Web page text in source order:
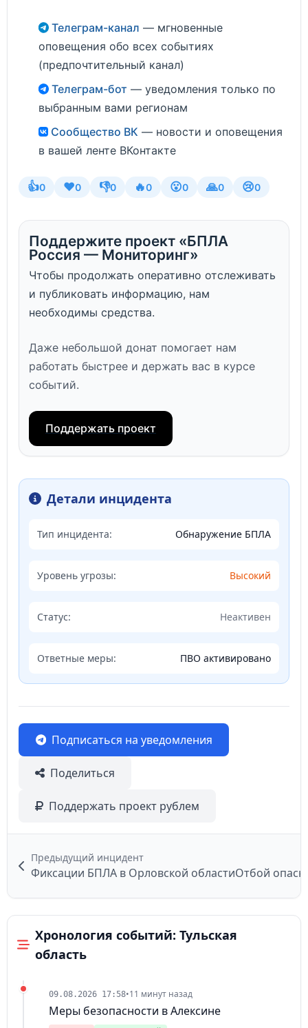
Телеграм-канал — мгновенные
оповещения обо всех событиях
(предпочтительный канал)
Телеграм-бот — уведомления только по
выбранным вами регионам
Сообщество ВК — новости и оповещения
в вашей ленте ВКонтакте
👍0 ❤️0 👎0 🔥0 😮0 🙏0 😢0
Поддержите проект «БПЛА
Россия — Мониторинг»
Чтобы продолжать оперативно отслеживать
и публиковать информацию, нам
необходимы средства.
Даже небольшой донат помогает нам
работать быстрее и держать вас в курсе
событий.
Поддержать проект
Детали инцидента
Тип инцидента: Обнаружение БПЛА
Уровень угрозы: Высокий
Статус: Неактивен
Ответные меры: ПВО активировано
Подписаться на уведомления
Поделиться
Поддержать проект рублем
Предыдущий инцидент
Фиксации БПЛА в Орловской областиОтбой
Хронология событий: Тульская
область
09.08.2026 17:58•11 минут назад
Меры безопасности в Алексине